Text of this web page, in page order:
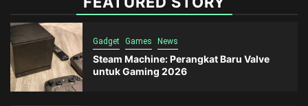
Gadget Games News
Steam Machine: Perangkat Baru Valve
untuk Gaming 2026